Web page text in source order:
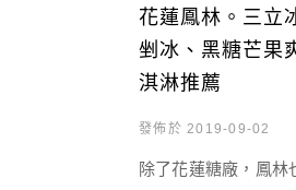
花蓮鳳林。三立
剉冰、黑糖芒果
淇淋推薦
發佈於 2019-09-02
除了花蓮糖廠，鳳林